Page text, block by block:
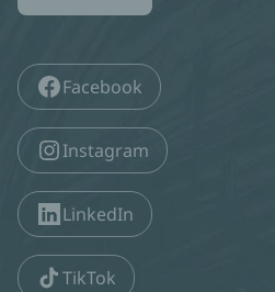
Facebook
Instagram
LinkedIn
TikTok